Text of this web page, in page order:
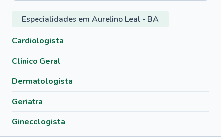
Especialidades em Aurelino Leal - BA
Cardiologista
Clínico Geral
Dermatologista
Geriatra
Ginecologista